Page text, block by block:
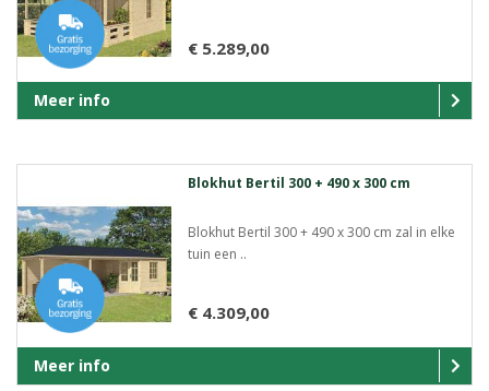
€ 5.289,00
Meer info
Blokhut Bertil 300 + 490 x 300 cm
Blokhut Bertil 300 + 490 x 300 cm zal in elke
tuin een ..
€ 4.309,00
Meer info